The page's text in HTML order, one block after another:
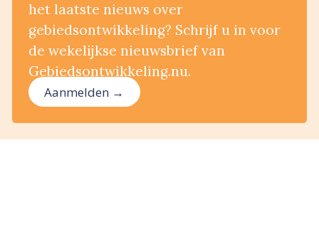
het laatste nieuws over
gebiedsontwikkeling? Schrijf u in voor
de wekelijkse nieuwsbrief van
Gebiedsontwikkeling.nu.
Aanmelden →